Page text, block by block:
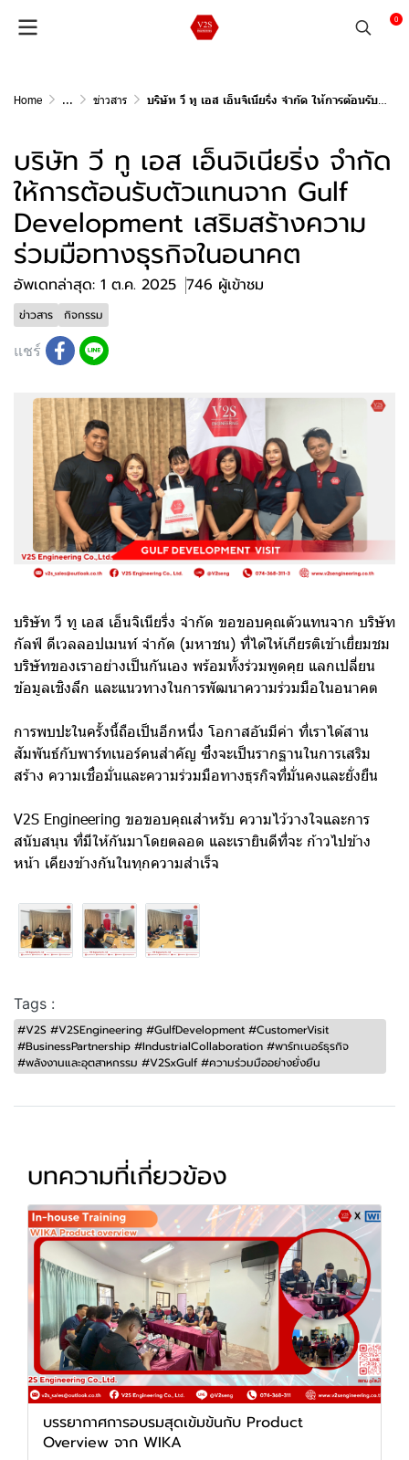
0
Home ... ข่าวสาร บริษัท วี ทู เอส เอ็นจิเนียริ่ง จำกัด ให้การต้อนรับตัวแทนจาก Gulf Development เสริมสร้างความร่วมมือทางธุรกิจในอนาคต
บริษัท วี ทู เอส เอ็นจิเนียริ่ง จำกัด
ให้การต้อนรับตัวแทนจาก Gulf
Development เสริมสร้างความ
ร่วมมือทางธุรกิจในอนาคต
อัพเดทล่าสุด: 1 ต.ค. 2025 746 ผู้เข้าชม
ข่าวสาร กิจกรรม
แชร์
บริษัท วี ทู เอส เอ็นจิเนียริ่ง จำกัด ขอขอบคุณตัวแทนจาก บริษัท
กัลฟ์ ดีเวลลอปเมนท์ จำกัด (มหาชน) ที่ได้ให้เกียรติเข้าเยี่ยมชม
บริษัทของเราอย่างเป็นกันเอง พร้อมทั้งร่วมพูดคุย แลกเปลี่ยน
ข้อมูลเชิงลึก และแนวทางในการพัฒนาความร่วมมือในอนาคต
การพบปะในครั้งนี้ถือเป็นอีกหนึ่ง โอกาสอันมีค่า ที่เราได้สาน
สัมพันธ์กับพาร์ทเนอร์คนสำคัญ ซึ่งจะเป็นรากฐานในการเสริม
สร้าง ความเชื่อมั่นและความร่วมมือทางธุรกิจที่มั่นคงและยั่งยืน
V2S Engineering ขอขอบคุณสำหรับ ความไว้วางใจและการ
สนับสนุน ที่มีให้กันมาโดยตลอด และเรายินดีที่จะ ก้าวไปข้าง
หน้า เคียงข้างกันในทุกความสำเร็จ
Tags :
#V2S #V2SEngineering #GulfDevelopment #CustomerVisit
#BusinessPartnership #IndustrialCollaboration #พาร์ทเนอร์ธุรกิจ
#พลังงานและอุตสาหกรรม #V2SxGulf #ความร่วมมืออย่างยั่งยืน
บทความที่เกี่ยวข้อง
บรรยากาศการอบรมสุดเข้มข้นกับ Product
Overview จาก WIKA